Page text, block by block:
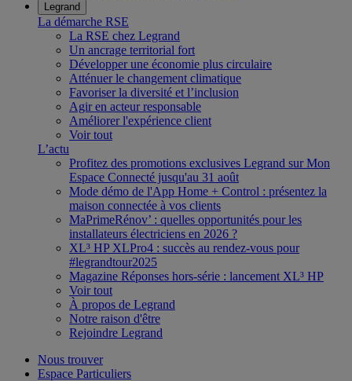
Legrand
La démarche RSE
La RSE chez Legrand
Un ancrage territorial fort
Développer une économie plus circulaire
Atténuer le changement climatique
Favoriser la diversité et l’inclusion
Agir en acteur responsable
Améliorer l'expérience client
Voir tout
L’actu
Profitez des promotions exclusives Legrand sur Mon
Espace Connecté jusqu'au 31 août
Mode démo de l'App Home + Control : présentez la
maison connectée à vos clients
MaPrimeRénov’ : quelles opportunités pour les
installateurs électriciens en 2026 ?
XL³ HP XLPro4 : succès au rendez-vous pour
#legrandtour2025
Magazine Réponses hors-série : lancement XL³ HP
Voir tout
À propos de Legrand
Notre raison d'être
Rejoindre Legrand
Nous trouver
Espace Particuliers